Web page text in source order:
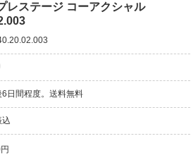
レステージ コーアクシャル
日間程度。送料無料
込